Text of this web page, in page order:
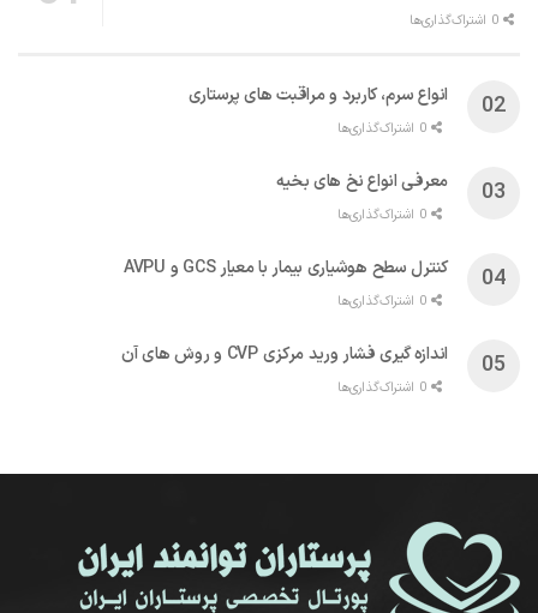
انواع سرم، کاربرد و مراقبت‌ های پرستاری
معرفی انواع نخ های بخیه
کنترل سطح هوشیاری بیمار با معیار GCS و AVPU
اندازه گیری فشار ورید مرکزی CVP و روش های آن